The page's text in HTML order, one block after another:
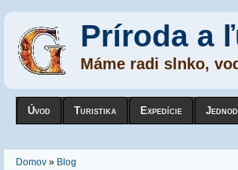
Príroda a
Máme radi slnko,
Úvod Turistika Expedície
Nachádzate sa tu
Domov » Blog